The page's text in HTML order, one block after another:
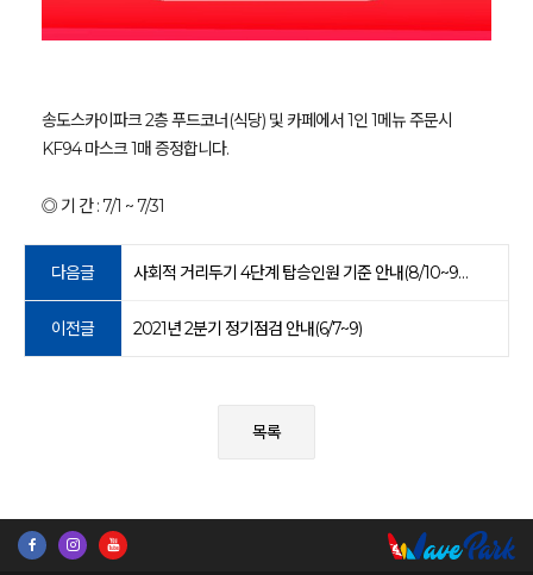
송도스카이파크 2층 푸드코너(식당) 및 카페에서 1인 1메뉴 주문시
KF94 마스크 1매 증정합니다.
◎ 기 간 : 7/1 ~ 7/31
다음글 사회적 거리두기 4단계 탑승인원 기준 안내(8/10~9/5)
이전글 2021년 2분기 정기점검 안내(6/7~9)
목록